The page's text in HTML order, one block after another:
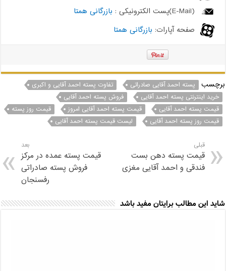
(E-Mail)پست الکترونیکی :
بازرگانی همتا
صفحه آپارات: بازرگانی همتا
برچسب پسته احمد آقایی صادراتی
تفاوت پسته احمد آقایی و اکبری
خرید اینترنتی پسته احمد آقایی
فروش پسته احمد آقایی
قیمت پسته احمد آقایی
قیمت پسته احمد آقایی امروز
قیمت روز پسته
قیمت روز پسته احمد آقایی
لیست قیمت پسته احمد آقایی
قبلی
قیمت پسته دهن بست
فندقی و احمد آقایی مغزی
بعد
قیمت پسته عمده در مرکز
فروش پسته صادراتی
رفسنجان
شاید این مطالب برایتان مفید باشد